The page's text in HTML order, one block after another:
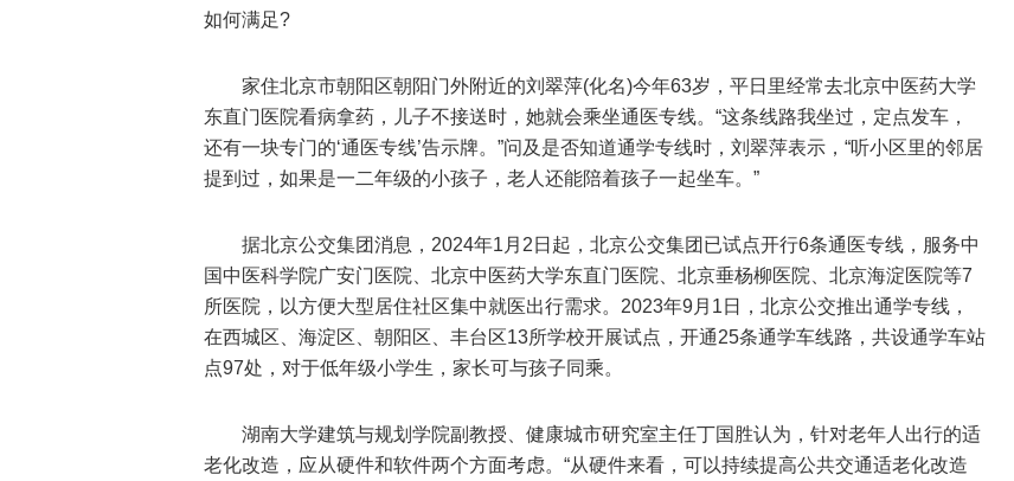
如何满足?
家住北京市朝阳区朝阳门外附近的刘翠萍(化名)今年63岁，平日里经常去北京中医药大学
东直门医院看病拿药，儿子不接送时，她就会乘坐通医专线。“这条线路我坐过，定点发车，
还有一块专门的‘通医专线’告示牌。”问及是否知道通学专线时，刘翠萍表示，“听小区里的邻居
提到过，如果是一二年级的小孩子，老人还能陪着孩子一起坐车。”
据北京公交集团消息，2024年1月2日起，北京公交集团已试点开行6条通医专线，服务中
国中医科学院广安门医院、北京中医药大学东直门医院、北京垂杨柳医院、北京海淀医院等7
所医院，以方便大型居住社区集中就医出行需求。2023年9月1日，北京公交推出通学专线，
在西城区、海淀区、朝阳区、丰台区13所学校开展试点，开通25条通学车线路，共设通学车站
点97处，对于低年级小学生，家长可与孩子同乘。
湖南大学建筑与规划学院副教授、健康城市研究室主任丁国胜认为，针对老年人出行的适
老化改造，应从硬件和软件两个方面考虑。“从硬件来看，可以持续提高公共交通适老化改造